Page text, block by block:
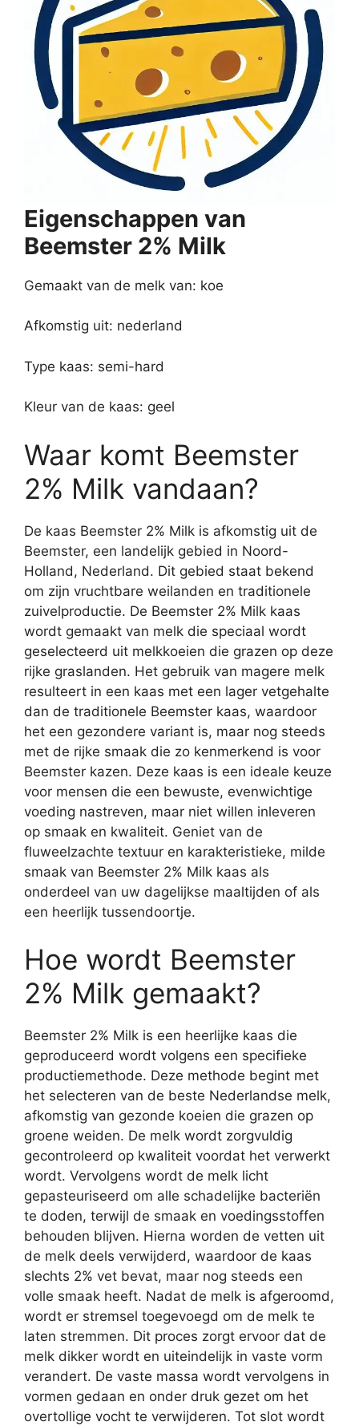
Eigenschappen van
Beemster 2% Milk
Gemaakt van de melk van: koe
Afkomstig uit: nederland
Type kaas: semi-hard
Kleur van de kaas: geel
Waar komt Beemster
2% Milk vandaan?
De kaas Beemster 2% Milk is afkomstig uit de
Beemster, een landelijk gebied in Noord-
Holland, Nederland. Dit gebied staat bekend
om zijn vruchtbare weilanden en traditionele
zuivelproductie. De Beemster 2% Milk kaas
wordt gemaakt van melk die speciaal wordt
geselecteerd uit melkkoeien die grazen op deze
rijke graslanden. Het gebruik van magere melk
resulteert in een kaas met een lager vetgehalte
dan de traditionele Beemster kaas, waardoor
het een gezondere variant is, maar nog steeds
met de rijke smaak die zo kenmerkend is voor
Beemster kazen. Deze kaas is een ideale keuze
voor mensen die een bewuste, evenwichtige
voeding nastreven, maar niet willen inleveren
op smaak en kwaliteit. Geniet van de
fluweelzachte textuur en karakteristieke, milde
smaak van Beemster 2% Milk kaas als
onderdeel van uw dagelijkse maaltijden of als
een heerlijk tussendoortje.
Hoe wordt Beemster
2% Milk gemaakt?
Beemster 2% Milk is een heerlijke kaas die
geproduceerd wordt volgens een specifieke
productiemethode. Deze methode begint met
het selecteren van de beste Nederlandse melk,
afkomstig van gezonde koeien die grazen op
groene weiden. De melk wordt zorgvuldig
gecontroleerd op kwaliteit voordat het verwerkt
wordt. Vervolgens wordt de melk licht
gepasteuriseerd om alle schadelijke bacteriën
te doden, terwijl de smaak en voedingsstoffen
behouden blijven. Hierna worden de vetten uit
de melk deels verwijderd, waardoor de kaas
slechts 2% vet bevat, maar nog steeds een
volle smaak heeft. Nadat de melk is afgeroomd,
wordt er stremsel toegevoegd om de melk te
laten stremmen. Dit proces zorgt ervoor dat de
melk dikker wordt en uiteindelijk in vaste vorm
verandert. De vaste massa wordt vervolgens in
vormen gedaan en onder druk gezet om het
overtollige vocht te verwijderen. Tot slot wordt